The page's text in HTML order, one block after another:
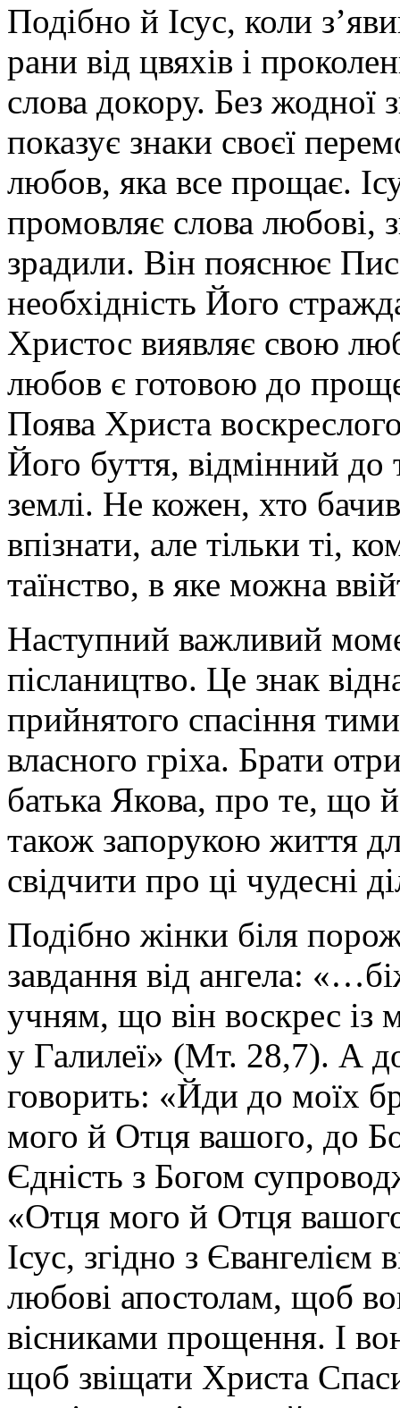
Подібно й Ісус, коли
рани від цвяхів і
слова докору. Без
показує знаки своєї
любов, яка все прощає.
промовляє слова любові,
зрадили. Він пояснює
необхідність Його
Христос виявляє свою
любов є готовою до
Поява Христа
Його буття, відмінний
землі. Не кожен, хто
впізнати, але тільки ті,
таїнство, в яке можна
Наступний важливий
післаництво. Це знак
прийнятого спасіння
власного гріха. Брати
батька Якова, про те, що
також запорукою життя
свідчити про ці чудесні
Подібно жінки біля
завдання від ангела:
учням, що він воскрес із
у Галилеї» (Мт. 28,7). А
говорить: «Йди до моїх
мого й Отця вашого, до
Єдність з Богом
«Отця мого й Отця
Ісус, згідно з
любові апостолам, щоб
вісниками прощення. І
щоб звіщати Христа